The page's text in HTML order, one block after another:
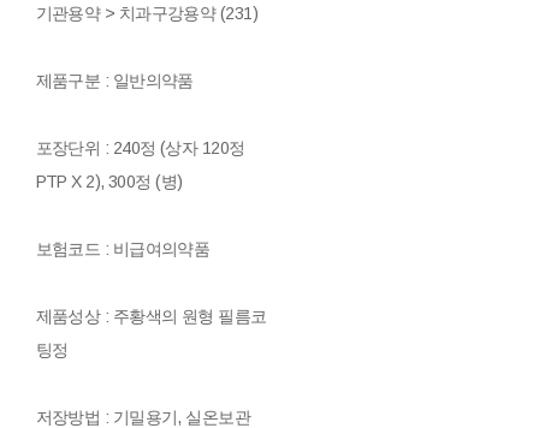
기관용약 > 치과구강용약 (231)
제품구분 : 일반의약품
포장단위 : 240정 (상자 120정
PTP X 2), 300정 (병)
보험코드 : 비급여의약품
제품성상 : 주황색의 원형 필름코
팅정
저장방법 : 기밀용기, 실온보관